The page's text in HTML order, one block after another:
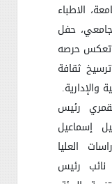
الاطباء
حفل
تعكس حرصه
ثقافة
والإدارية.
رئيس
إسماعيل
العليا
نائب رئيس